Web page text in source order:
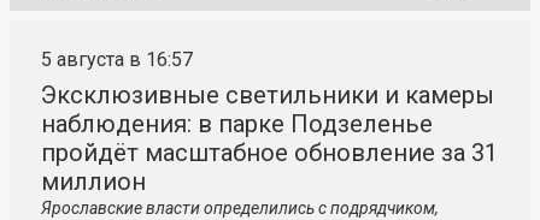
5 августа в 16:57
Эксклюзивные светильники и камеры
наблюдения: в парке Подзеленье
пройдёт масштабное обновление за 31
миллион
Ярославские власти определились с подрядчиком,